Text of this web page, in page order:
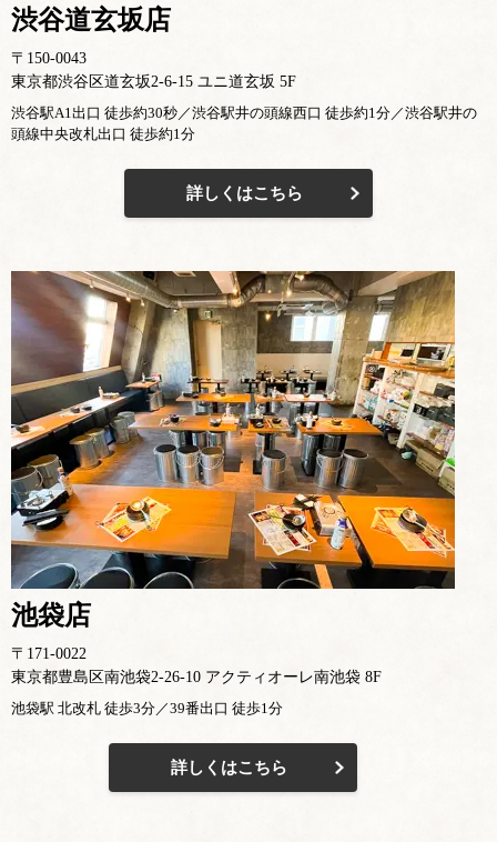
渋谷道玄坂店
〒150-0043
東京都渋谷区道玄坂2-6-15 ユニ道玄坂 5F
渋谷駅A1出口 徒歩約30秒／渋谷駅井の頭線西口 徒歩約1分／渋谷駅井の
頭線中央改札出口 徒歩約1分
詳しくはこちら
池袋店
〒171-0022
東京都豊島区南池袋2-26-10 アクティオーレ南池袋 8F
池袋駅 北改札 徒歩3分／39番出口 徒歩1分
詳しくはこちら